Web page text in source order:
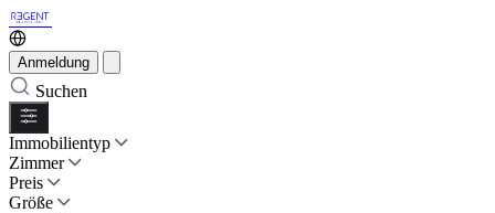
Anmeldung
Suchen
Immobilientyp
Zimmer
Preis
Größe